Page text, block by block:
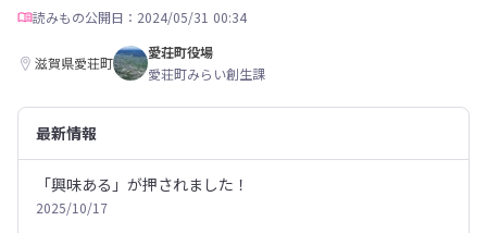
読みもの公開日：2024/05/31 00:34
滋賀県愛荘町
愛荘町役場
愛荘町みらい創生課
最新情報
「興味ある」が押されました！
2025/10/17